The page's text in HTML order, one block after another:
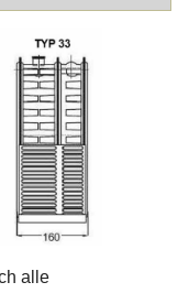
alle